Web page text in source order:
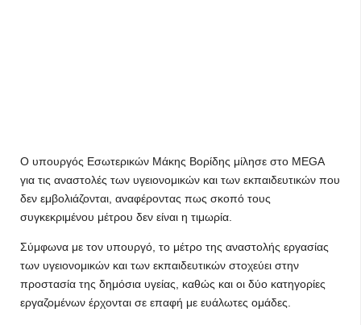
Ο υπουργός Εσωτερικών Μάκης Βορίδης μίλησε στο MEGA
για τις αναστολές των υγειονομικών και των εκπαιδευτικών που
δεν εμβολιάζονται, αναφέροντας πως σκοπό τους
συγκεκριμένου μέτρου δεν είναι η τιμωρία.
Σύμφωνα με τον υπουργό, το μέτρο της αναστολής εργασίας
των υγειονομικών και των εκπαιδευτικών στοχεύει στην
προστασία της δημόσια υγείας, καθώς και οι δύο κατηγορίες
εργαζομένων έρχονται σε επαφή με ευάλωτες ομάδες.